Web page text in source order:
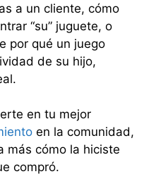
a un cliente, cómo
“su” juguete, o
por qué un juego
de su hijo,
en tu mejor
en la comunidad,
más cómo la hiciste
compró.